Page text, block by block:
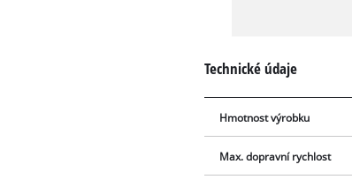
Technické údaje
Hmotnost výrobku
Max. dopravní rychlost